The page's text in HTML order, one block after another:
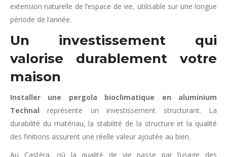
extension naturelle de l’espace de vie, utilisable sur une longue
période de l’année.
Un investissement qui
valorise durablement votre
maison
Installer une pergola bioclimatique en aluminium
Technal représente un investissement structurant. La
durabilité du matériau, la stabilité de la structure et la qualité
des finitions assurent une réelle valeur ajoutée au bien.
Au Castéra, où la qualité de vie passe par l’usage des